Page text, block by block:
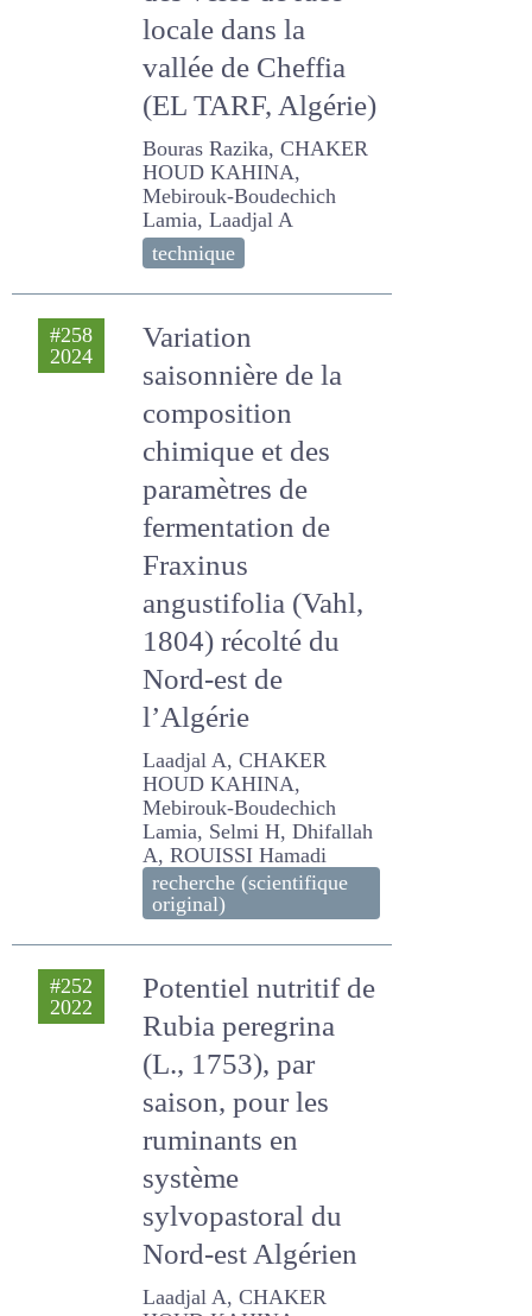
des vêles de race
locale dans la
vallée de Cheffia
(EL TARF, Algérie)
Bouras Razika, CHAKER
HOUD KAHINA, Mebirouk-
Boudechich Lamia, Laadjal
A
technique
#258
Variation
saisonnière de la
composition
chimique et des
paramètres de
fermentation de
Fraxinus
angustifolia (Vahl,
1804) récolté du
Nord-est de
l’Algérie
Laadjal A, CHAKER HOUD
KAHINA, Mebirouk-
Boudechich Lamia, Selmi
H, Dhifallah A, ROUISSI
Hamadi
recherche (scientifique
original)
#252
Potentiel nutritif
de Rubia peregrina
(L., 1753), par
saison, pour les
ruminants en
système
sylvopastoral du
Nord-est Algérien